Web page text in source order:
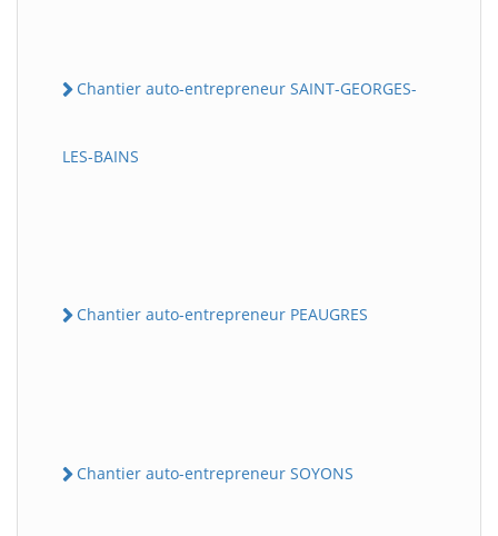
Chantier auto-entrepreneur SAINT-GEORGES-
LES-BAINS
Chantier auto-entrepreneur PEAUGRES
Chantier auto-entrepreneur SOYONS